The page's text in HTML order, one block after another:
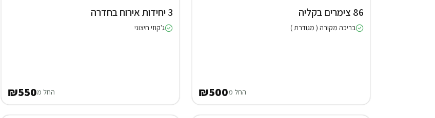
86 צימרים בקליה
בריכה מקורה ( מגודרת )
החל מ₪500
3 יחידות אירוח בחדרה
ג'קוזי חיצוני
החל מ₪550